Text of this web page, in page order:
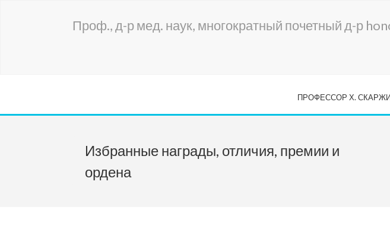
Проф., д-р мед. наук, многократный почетный д-р
ПРОФЕССОР Х.
Избранные награды, отличия, премии и
ордена